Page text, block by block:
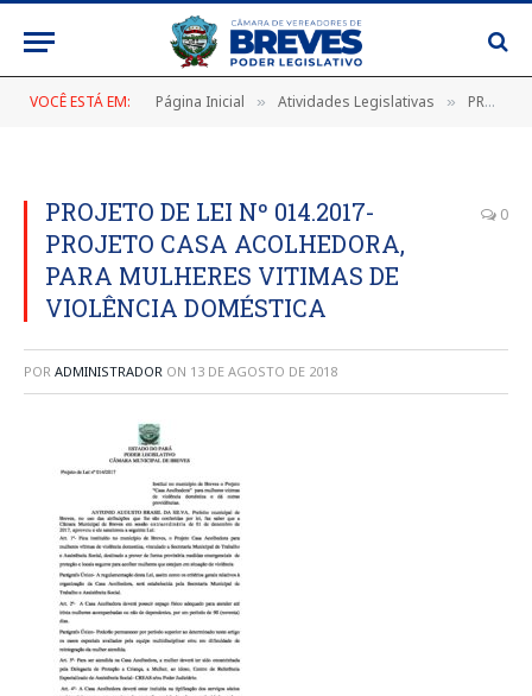
VOCÊ ESTÁ EM: Página Inicial » Atividades Legislativas » PROJETO DE LEI N° 014/2017
PROJETO DE LEI Nº 014.2017-
PROJETO CASA ACOLHEDORA,
PARA MULHERES VITIMAS DE
VIOLÊNCIA DOMÉSTICA
0
POR ADMINISTRADOR ON 13 DE AGOSTO DE 2018